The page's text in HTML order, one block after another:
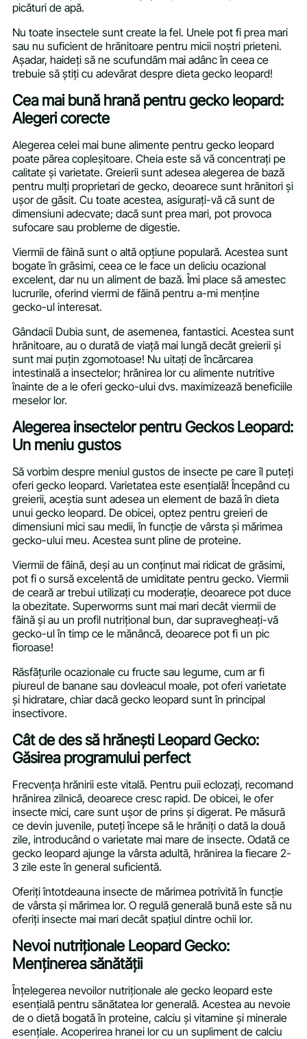
picături de apă.
Nu toate insectele sunt create la fel. Unele pot fi prea mari
sau nu suficient de hrănitoare pentru micii noștri prieteni.
Așadar, haideți să ne scufundăm mai adânc în ceea ce
trebuie să știți cu adevărat despre dieta gecko leopard!
Cea mai bună hrană pentru gecko leopard:
Alegeri corecte
Alegerea celei mai bune alimente pentru gecko leopard
poate părea copleșitoare. Cheia este să vă concentrați pe
calitate și varietate. Greierii sunt adesea alegerea de bază
pentru mulți proprietari de gecko, deoarece sunt hrănitori și
ușor de găsit. Cu toate acestea, asigurați-vă că sunt de
dimensiuni adecvate; dacă sunt prea mari, pot provoca
sufocare sau probleme de digestie.
Viermii de făină sunt o altă opțiune populară. Acestea sunt
bogate în grăsimi, ceea ce le face un deliciu ocazional
excelent, dar nu un aliment de bază. Îmi place să amestec
lucrurile, oferind viermi de făină pentru a-mi menține
gecko-ul interesat.
Gândacii Dubia sunt, de asemenea, fantastici. Acestea sunt
hrănitoare, au o durată de viață mai lungă decât greierii și
sunt mai puțin zgomotoase! Nu uitați de încărcarea
intestinală a insectelor; hrănirea lor cu alimente nutritive
înainte de a le oferi gecko-ului dvs. maximizează beneficiile
meselor lor.
Alegerea insectelor pentru Geckos Leopard:
Un meniu gustos
Să vorbim despre meniul gustos de insecte pe care îl puteți
oferi gecko leopard. Varietatea este esențială! Începând cu
greierii, aceștia sunt adesea un element de bază în dieta
unui gecko leopard. De obicei, optez pentru greieri de
dimensiuni mici sau medii, în funcție de vârsta și mărimea
gecko-ului meu. Acestea sunt pline de proteine.
Viermii de făină, deși au un conținut mai ridicat de grăsimi,
pot fi o sursă excelentă de umiditate pentru gecko. Viermii
de ceară ar trebui utilizați cu moderație, deoarece pot duce
la obezitate. Superworms sunt mai mari decât viermii de
făină și au un profil nutrițional bun, dar supravegheați-vă
gecko-ul în timp ce le mănâncă, deoarece pot fi un pic
fioroase!
Răsfățurile ocazionale cu fructe sau legume, cum ar fi
piureul de banane sau dovleacul moale, pot oferi varietate
și hidratare, chiar dacă gecko leopard sunt în principal
insectivore.
Cât de des să hrănești Leopard Gecko:
Găsirea programului perfect
Frecvența hrănirii este vitală. Pentru puii eclozați, recomand
hrănirea zilnică, deoarece cresc rapid. De obicei, le ofer
insecte mici, care sunt ușor de prins și digerat. Pe măsură
ce devin juvenile, puteți începe să le hrăniți o dată la două
zile, introducând o varietate mai mare de insecte. Odată ce
gecko leopard ajunge la vârsta adultă, hrănirea la fiecare 2-
3 zile este în general suficientă.
Oferiți întotdeauna insecte de mărimea potrivită în funcție
de vârsta și mărimea lor. O regulă generală bună este să nu
oferiți insecte mai mari decât spațiul dintre ochii lor.
Nevoi nutriționale Leopard Gecko:
Menținerea sănătății
Înțelegerea nevoilor nutriționale ale gecko leopard este
esențială pentru sănătatea lor generală. Acestea au nevoie
de o dietă bogată în proteine, calciu și vitamine și minerale
esențiale. Acoperirea hranei lor cu un supliment de calciu